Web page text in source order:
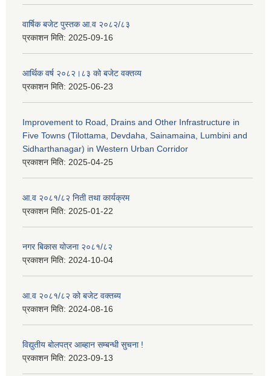
वार्षिक बजेट पुस्तक आ.व २०८२/८३
प्रकाशन मिति: 2025-09-16
आर्थिक वर्ष २०८२।८३ को बजेट वक्तव्य
प्रकाशन मिति: 2025-06-23
Improvement to Road, Drains and Other Infrastructure in
Five Towns (Tilottama, Devdaha, Sainamaina, Lumbini and
Sidharthanagar) in Western Urban Corridor
प्रकाशन मिति: 2025-04-25
आ.व २०८१/८२ निती तथा कार्यक्रम
प्रकाशन मिति: 2025-01-22
नगर बिकास योजना २०८१/८२
प्रकाशन मिति: 2024-10-04
आ.व २०८१/८२ को बजेट वक्तब्य
प्रकाशन मिति: 2024-08-16
विद्युतीय बोलपत्र आब्हान सम्बन्धी सुचना !
प्रकाशन मिति: 2023-09-13